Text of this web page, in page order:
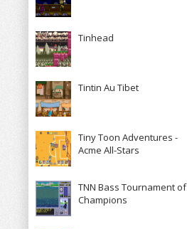
Tinhead
Tintin Au Tibet
Tiny Toon Adventures -
Acme All-Stars
TNN Bass Tournament of
Champions